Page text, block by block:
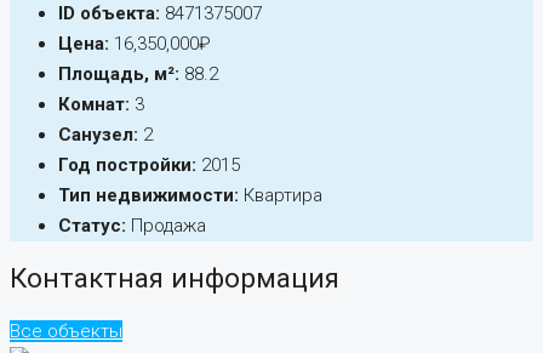
ID объекта: 8471375007
Цена: 16,350,000₽
Площадь, м²: 88.2
Комнат: 3
Санузел: 2
Год постройки: 2015
Тип недвижимости: Квартира
Статус: Продажа
Контактная информация
Все объекты